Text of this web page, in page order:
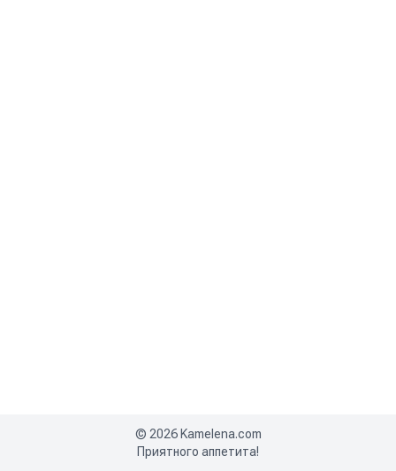
© 2026 Kamelena.com
Приятного аппетита!